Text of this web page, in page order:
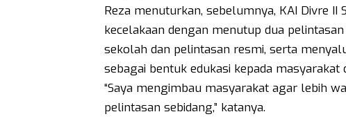
Reza menuturkan, sebelumnya, KAI Divre
kecelakaan dengan menutup dua
sekolah dan pelintasan resmi, serta
sebagai bentuk edukasi kepada masyarakat
“Saya mengimbau masyarakat agar lebih
pelintasan sebidang,” katanya.